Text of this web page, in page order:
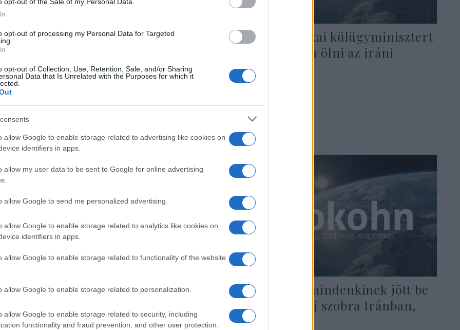
opt-out of processing my Personal Data for Targeted
opt-out of Collection, Use, Retention, Sale, and/or Sharing
Data that Is Unrelated with the Purposes for which it
allow Google to enable storage related to advertising like cookies on
identifiers in apps.
allow my user data to be sent to Google for online advertising
allow Google to send me personalized advertising.
allow Google to enable storage related to analytics like cookies on
identifiers in apps.
allow Google to enable storage related to functionality of the website
allow Google to enable storage related to personalization.
allow Google to enable storage related to security, including
functionality and fraud prevention, and other user protection.
Továbbra is védik a volt amerikai
fenyegetés miatt
2023. január 12.
A volt amerikai külügyminisztert
is meg akarta ölni az iráni
merénylő
2022. augusztus 11.
A Twitter nem távolítja el a
bejegyzést
Videó: Nem mindenkinek jött be
Szolejmani új szobra Iránban,
felgyújtották